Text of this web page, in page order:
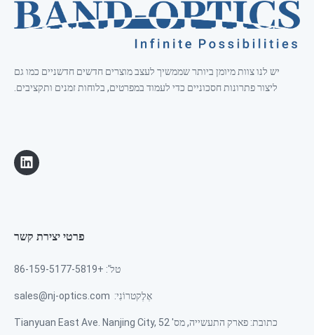
יש לנו צוות מיומן ביותר שממשיך לעצב מוצרים חדשים חדשניים כמו גם
ליצור פתרונות חסכוניים כדי לעמוד במפרטים, בלוחות זמנים ותקציבים.
פרטי יצירת קשר
טל': +86-159-5177-5819
אֶלֶקטרוֹנִי: sales@nj-optics.com
כתובת: פארק התעשייה, מס' 52 Tianyuan East Ave. Nanjing City,